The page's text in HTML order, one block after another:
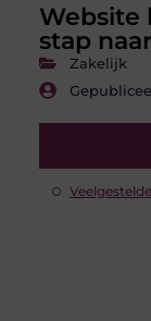
Website
stap
Zakelijk